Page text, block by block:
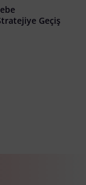
Geçiş